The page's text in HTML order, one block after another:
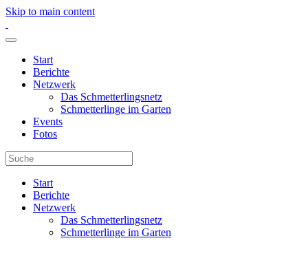
Skip to main content
Start
Berichte
Netzwerk
Das Schmetterlingsnetz
Schmetterlinge im Garten
Events
Fotos
Start
Berichte
Netzwerk
Das Schmetterlingsnetz
Schmetterlinge im Garten